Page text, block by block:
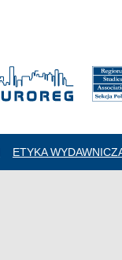
ETYKA